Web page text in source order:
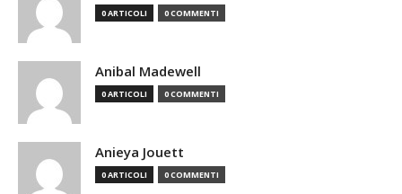
0 ARTICOLI 0 COMMENTI
Anibal Madewell
0 ARTICOLI 0 COMMENTI
Anieya Jouett
0 ARTICOLI 0 COMMENTI